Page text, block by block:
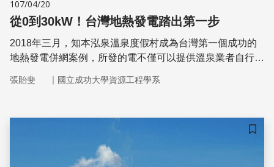
107/04/20
從0到30kW！台灣地熱發電踏出第一步
2018年三月，知本泓泉溫泉度假村成為台灣第一個成功的
地熱發電併網案例，所發的電不僅可以提供溫泉業者自行使
公司、台電分別計畫在台東金崙、 綠島和宜蘭開發地熱能
張貽斐 ｜ 國立成功大學資源工程學系
儲存